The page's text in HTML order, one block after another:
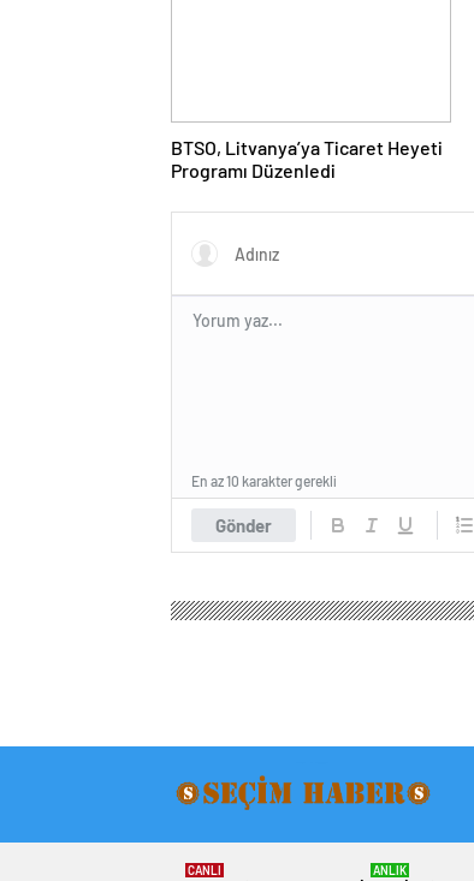
BTSO, Litvanya’ya Ticaret Heyeti
Programı Düzenledi
Gönder
En az 10 karakter gerekli
CANLI ANLIK